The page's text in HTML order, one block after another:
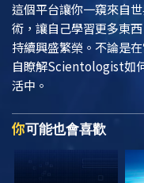
這個平台讓你一窺來自
術，讓自己學習更多東
持續興盛繁榮。不論是
自瞭解Scientologist如
活中。
你可能也會喜歡